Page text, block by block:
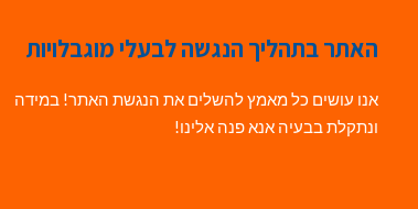
האתר בתהליך הנגשה לבעלי מוגבלויות
אנו עושים כל מאמץ להשלים את הנגשת האתר! במידה
ונתקלת בבעיה אנא פנה אלינו!